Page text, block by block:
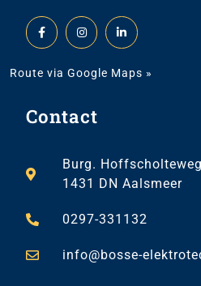
Route via Google Maps »
Contact
Burg.
1431 DN Aalsmeer
0297-331132
info@bosse-